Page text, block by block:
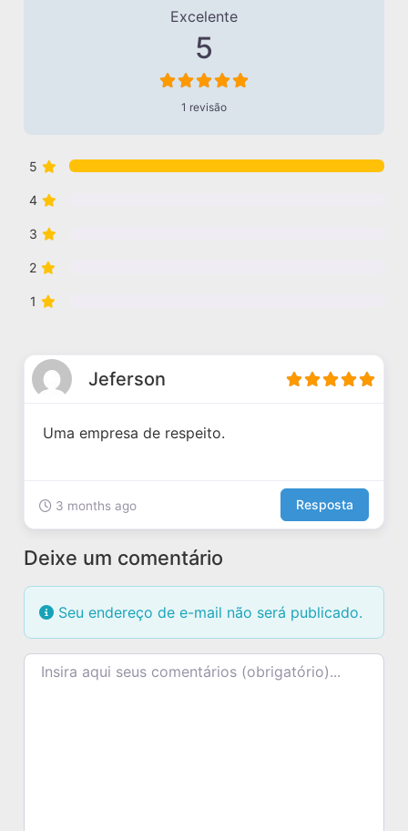
Excelente
5
1 revisão
5
4
3
2
1
Jeferson
Uma empresa de respeito.
3 months ago Resposta
Deixe um comentário
Seu endereço de e-mail não será publicado.
Texto do comentário